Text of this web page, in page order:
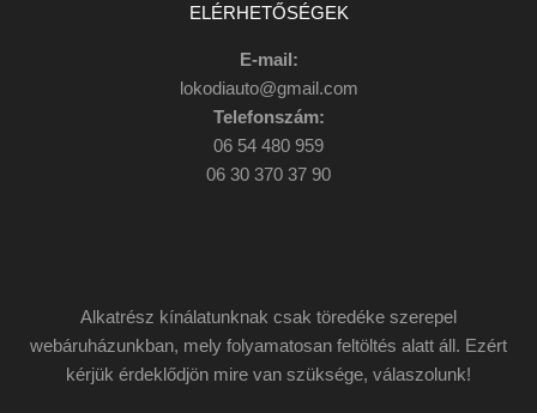
ELÉRHETŐSÉGEK
E-mail:
lokodiauto@gmail.com
Telefonszám:
06 54 480 959
06 30 370 37 90
Alkatrész kínálatunknak csak töredéke szerepel
webáruházunkban, mely folyamatosan feltöltés alatt áll. Ezért
kérjük érdeklődjön mire van szüksége, válaszolunk!